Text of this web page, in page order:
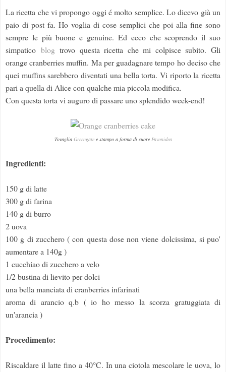
La ricetta che vi propongo oggi é molto semplice. Lo dicevo già un
paio di post fa. Ho voglia di cose semplici che poi alla fine sono
sempre le più buone e genuine. Ed ecco che scoprendo il suo
simpatico blogtrovo questa ricetta che mi colpisce subito. Gli
orange cranberries muffin. Ma per guadagnare tempo ho deciso che
quei muffins sarebbero diventati una bella torta. Vi riporto la ricetta
pari a quella di Alice con qualche mia piccola modifica.
Con questa torta vi auguro di passare uno splendido week-end!
Tovaglia Greengatee stampo a forma di cuore Pavonidea
Ingredienti:
150 g di latte
300 g di farina
140 g di burro
2 uova
100 g di zucchero ( con questa dose non viene dolcissima, si puo'
aumentare a 140g )
1 cucchiao di zucchero a velo
1/2 bustina di lievito per dolci
una bella manciata di cranberries infarinati
aroma di arancio q.b ( io ho messo la scorza gratuggiata di
un'arancia )
Procedimento:
Riscaldare il latte fino a 40°C. In una ciotola mescolare le uova, lo